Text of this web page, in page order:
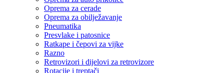
Oprema za cerade
Oprema za obilježavanje
Pneumatika
Presvlake i patosnice
Ratkape i čepovi za vijke
Razno
Retrovizori i dijelovi za retrovizore
Rotacije i treptači